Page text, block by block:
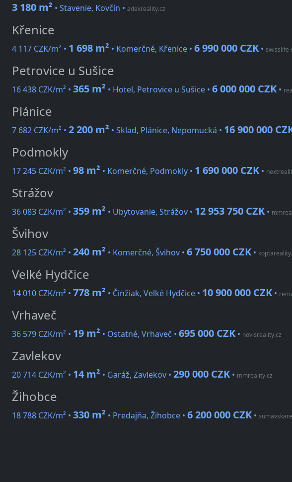
3 180 m² • Stavenie, Kovčín • adexreality.cz
Křenice
4 117 CZK/m² • 1 698 m² • Komerčné, Křenice • 6 990 000 CZK •
Petrovice u Sušice
16 438 CZK/m² • 365 m² • Hotel, Petrovice u Sušice • 6 000 000 CZK •
Plánice
7 682 CZK/m² • 2 200 m² • Sklad, Plánice, Nepomucká • 16 900 000
Podmokly
17 245 CZK/m² • 98 m² • Komerčné, Podmokly • 1 690 000 CZK •
Strážov
36 083 CZK/m² • 359 m² • Ubytovanie, Strážov • 12 953 750 CZK •
Švihov
28 125 CZK/m² • 240 m² • Komerčné, Švihov • 6 750 000 CZK •
Velké Hydčice
14 010 CZK/m² • 778 m² • Činžiak, Velké Hydčice • 10 900 000 CZK •
Vrhaveč
36 579 CZK/m² • 19 m² • Ostatné, Vrhaveč • 695 000 CZK • novisreality.cz
Zavlekov
20 714 CZK/m² • 14 m² • Garáž, Zavlekov • 290 000 CZK • mmreality.cz
Žihobce
18 788 CZK/m² • 330 m² • Predajňa, Žihobce • 6 200 000 CZK •